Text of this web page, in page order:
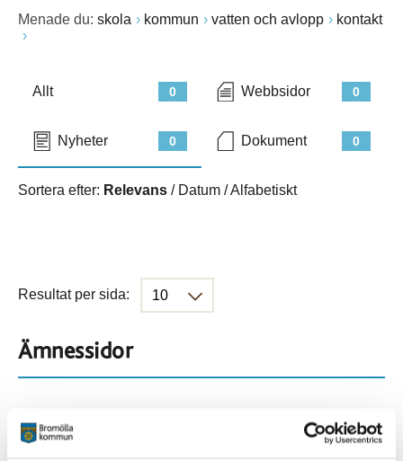
Menade du: skola kommun vatten och avlopp kontakt
0
Allt 0
Webbsidor
0
Nyheter 0
Dokument
Sortera efter: Relevans / Datum /Alfabetiskt
Resultat per sida:
Ämnessidor
901
Hela webbplatsen